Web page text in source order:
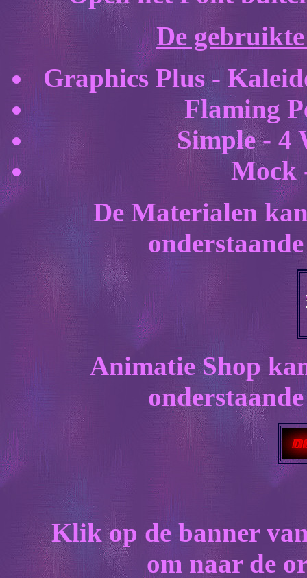
De
Graphics Plus -
Flaming
Simple - 4
Mock
De Materialen
Animatie Shop
Klik op de banner
om naar de